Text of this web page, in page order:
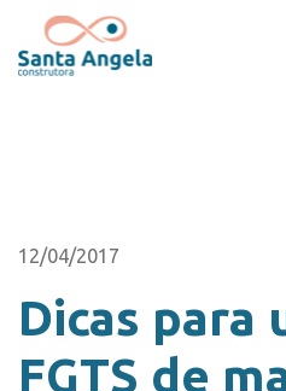
12/04/2017
Dicas para
FGTS de